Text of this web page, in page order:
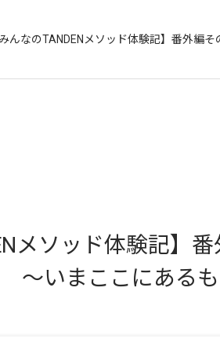
メソッド体験記】
〜いまここにある